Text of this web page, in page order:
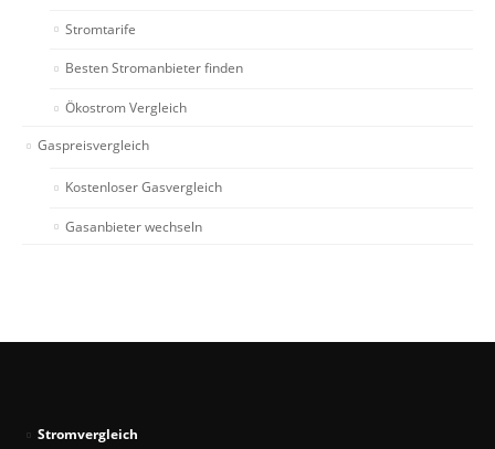
Stromtarife
Besten Stromanbieter finden
Ökostrom Vergleich
Gaspreisvergleich
Kostenloser Gasvergleich
Gasanbieter wechseln
Stromvergleich